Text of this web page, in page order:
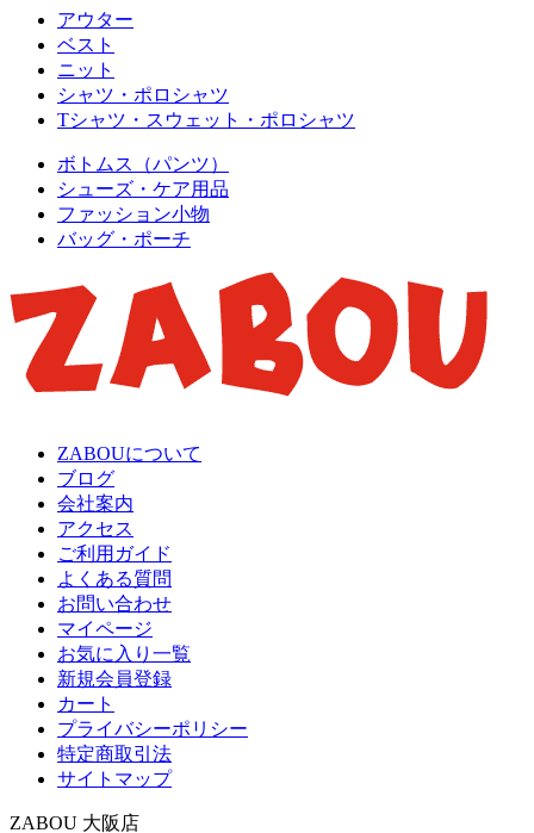
アウター
ベスト
ニット
シャツ・ポロシャツ
Tシャツ・スウェット・ポロシャツ
ボトムス（パンツ）
シューズ・ケア用品
ファッション小物
バッグ・ポーチ
ZABOUについて
ブログ
会社案内
アクセス
ご利用ガイド
よくある質問
お問い合わせ
マイページ
お気に入り一覧
新規会員登録
カート
プライバシーポリシー
特定商取引法
サイトマップ
ZABOU 大阪店